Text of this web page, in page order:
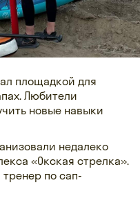
площадкой для
Любители
новые навыки
недалеко
«Окская стрелка».
по сап-